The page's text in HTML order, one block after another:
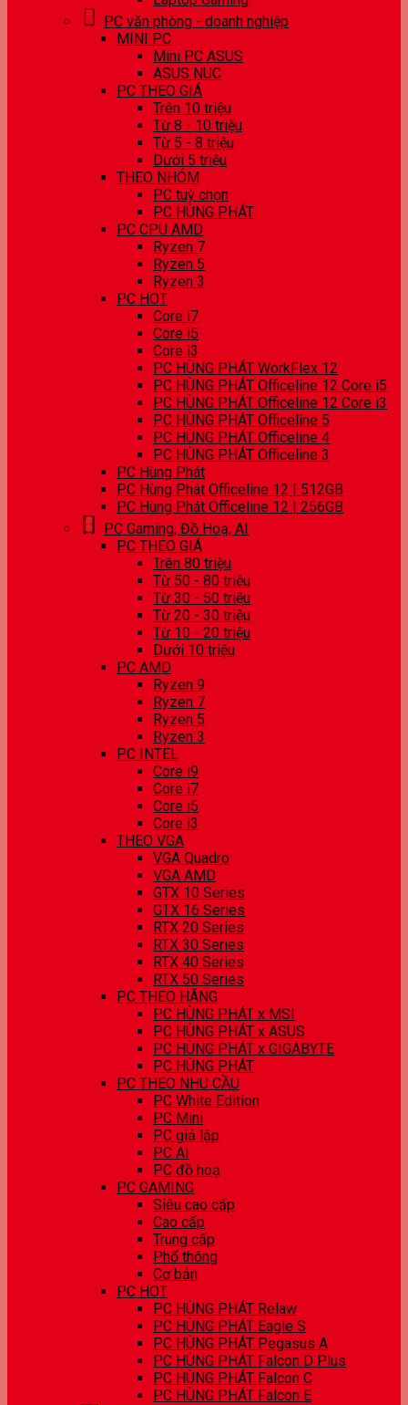
PC văn phòng - doanh nghiệp
MINI PC
Mini PC ASUS
ASUS NUC
PC THEO GIÁ
Trên 10 triệu
Từ 8 - 10 triệu
Từ 5 - 8 triệu
Dưới 5 triệu
THEO NHÓM
PC tuỳ chọn
PC HÙNG PHÁT
PC CPU AMD
Ryzen 7
Ryzen 5
Ryzen 3
PC HOT
Core i7
Core i5
Core i3
PC HÙNG PHÁT WorkFlex 12
PC HÙNG PHÁT Officeline 12 Core i5
PC HÙNG PHÁT Officeline 12 Core i3
PC HÙNG PHÁT Officeline 5
PC HÙNG PHÁT Officeline 4
PC HÙNG PHÁT Officeline 3
PC Hùng Phát
PC Hùng Phát Officeline 12 | 512GB
PC Hùng Phát Officeline 12 | 256GB
PC Gaming, Đồ Hoạ, AI
PC THEO GIÁ
Trên 80 triệu
Từ 50 - 80 triệu
Từ 30 - 50 triệu
Từ 20 - 30 triệu
Từ 10 - 20 triệu
Dưới 10 triệu
PC AMD
Ryzen 9
Ryzen 7
Ryzen 5
Ryzen 3
PC INTEL
Core i9
Core i7
Core i5
Core i3
THEO VGA
VGA Quadro
VGA AMD
GTX 10 Series
GTX 16 Series
RTX 20 Series
RTX 30 Series
RTX 40 Series
RTX 50 Series
PC THEO HÃNG
PC HÙNG PHÁT x MSI
PC HÙNG PHÁT x ASUS
PC HÙNG PHÁT x GIGABYTE
PC HÙNG PHÁT
PC THEO NHU CẦU
PC White Edition
PC Mini
PC giả lập
PC AI
PC đồ hoạ
PC GAMING
Siêu cao cấp
Cao cấp
Trung cấp
Phổ thông
Cơ bản
PC HOT
PC HÙNG PHÁT Relaw
PC HÙNG PHÁT Eagle S
PC HÙNG PHÁT Pegasus A
PC HÙNG PHÁT Falcon D Plus
PC HÙNG PHÁT Falcon C
PC HÙNG PHÁT Falcon E